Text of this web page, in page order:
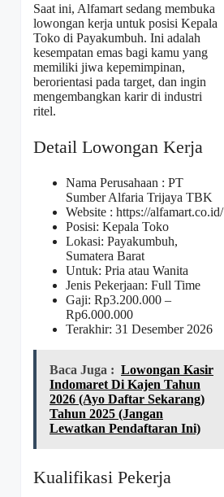
Saat ini, Alfamart sedang membuka
lowongan kerja untuk posisi Kepala
Toko di Payakumbuh. Ini adalah
kesempatan emas bagi kamu yang
memiliki jiwa kepemimpinan,
berorientasi pada target, dan ingin
mengembangkan karir di industri
ritel.
Detail Lowongan Kerja
Nama Perusahaan : PT
Sumber Alfaria Trijaya TBK
Website : https://alfamart.co.id/
Posisi: Kepala Toko
Lokasi: Payakumbuh,
Sumatera Barat
Untuk: Pria atau Wanita
Jenis Pekerjaan: Full Time
Gaji: Rp3.200.000 –
Rp6.000.000
Terakhir: 31 Desember 2026
Baca Juga : Lowongan Kasir
Indomaret Di Kajen Tahun
2026 (Ayo Daftar Sekarang)
Tahun 2025 (Jangan
Lewatkan Pendaftaran Ini)
Kualifikasi Pekerja